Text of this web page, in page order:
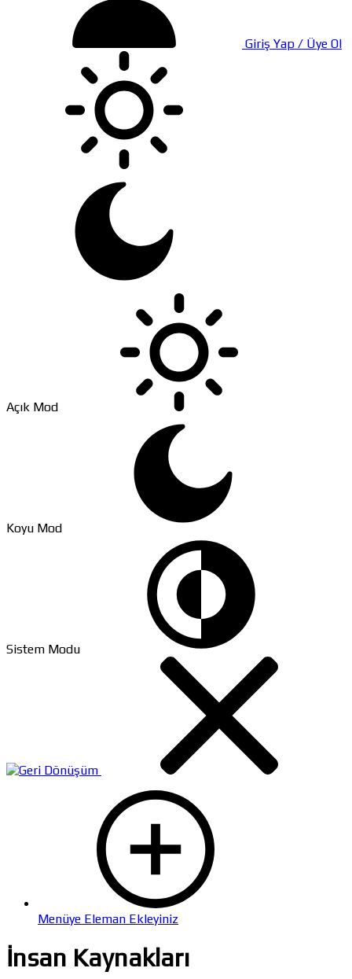
Giriş Yap / Üye Ol
Açık Mod
Koyu Mod
Sistem Modu
Menüye Eleman Ekleyiniz
İnsan Kaynakları